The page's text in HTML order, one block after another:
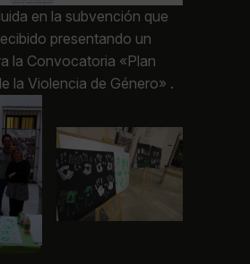
en la subvención que
presentando un
la Convocatoria «Plan
la Violencia de Género» .